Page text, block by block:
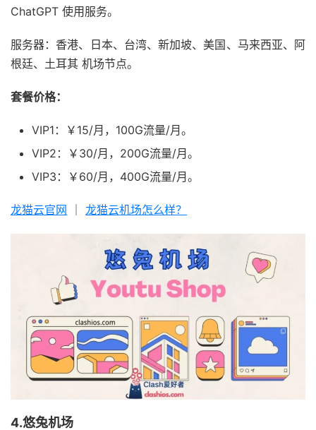
ChatGPT 使用服务。
服务器：香港、日本、台湾、新加坡、美国、马来西亚、阿
根廷、土耳其 机场节点。
套餐价格：
VIP1：￥15/月，100G流量/月。
VIP2：￥30/月，200G流量/月。
VIP3：￥60/月，400G流量/月。
龙猫云官网 龙猫云机场怎么样？
4.悠兔机场